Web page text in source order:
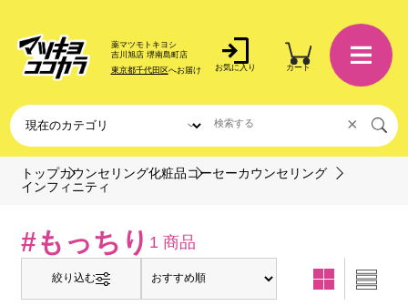
薬マツモトキヨシ
吉川旭店 堺南島町店
東京都千代田区へお届け お気に入り カート
×
トップカウンセリング化粧品 コーセーカウンセリング
インフィニティ
#もっちり 1 商品
絞り込む